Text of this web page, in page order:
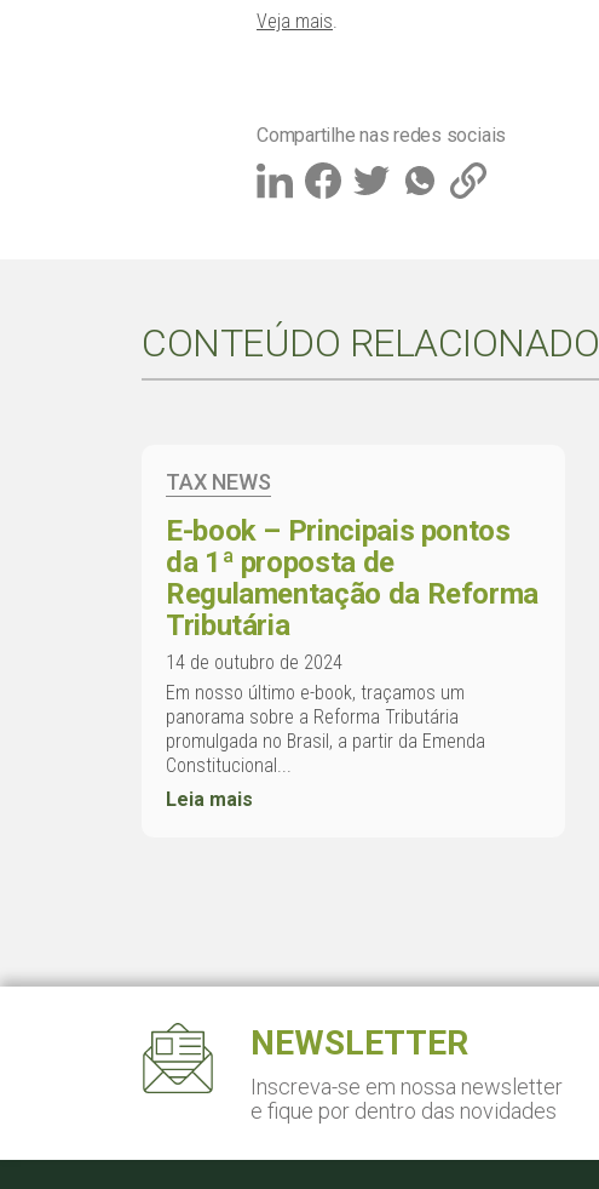
Veja mais
Compartilhe nas redes sociais
CONTEÚDO RELACIONADO
TAX NEWS
E-book – Principais pontos
da 1ª proposta de
Regulamentação da Reforma
Tributária
14 de outubro de 2024
Em nosso último e-book, traçamos um
panorama sobre a Reforma Tributária
promulgada no Brasil, a partir da Emenda
Constitucional...
Leia mais
NEWSLETTER
Inscreva-se em nossa newsletter
e fique por dentro das novidades